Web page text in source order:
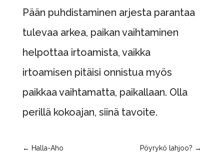
Pään puhdistaminen arjesta parantaa
tulevaa arkea, paikan vaihtaminen
helpottaa irtoamista, vaikka
irtoamisen pitäisi onnistua myös
paikkaa vaihtamatta, paikallaan. Olla
perillä kokoajan, siinä tavoite.
← Halla-Aho Pöyrykö lahjoo? →